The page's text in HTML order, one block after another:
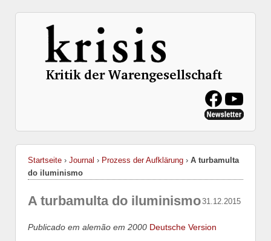
Startseite › Journal › Prozess der Aufklärung › A turbamulta
do iluminismo
31.12.2015
A turbamulta do iluminismo
Publicado em alemão em 2000 Deutsche Version